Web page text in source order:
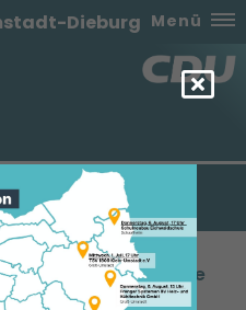
Dieburg Menü
ERFOLG!
Essen führten viele